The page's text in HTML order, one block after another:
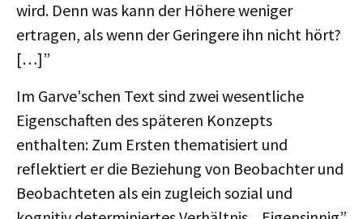
wird. Denn was kann der Höhere weniger
ertragen, als wenn der Geringere ihn nicht hört?
[…]”
Im Garve'schen Text sind zwei wesentliche
Eigenschaften des späteren Konzepts
enthalten: Zum Ersten thematisiert und
reflektiert er die Beziehung von Beobachter und
Beobachteten als ein zugleich sozial und